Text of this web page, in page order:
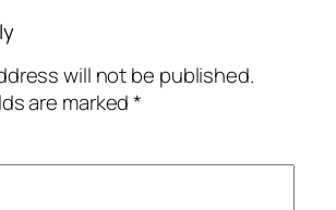
will not be published.
are marked*